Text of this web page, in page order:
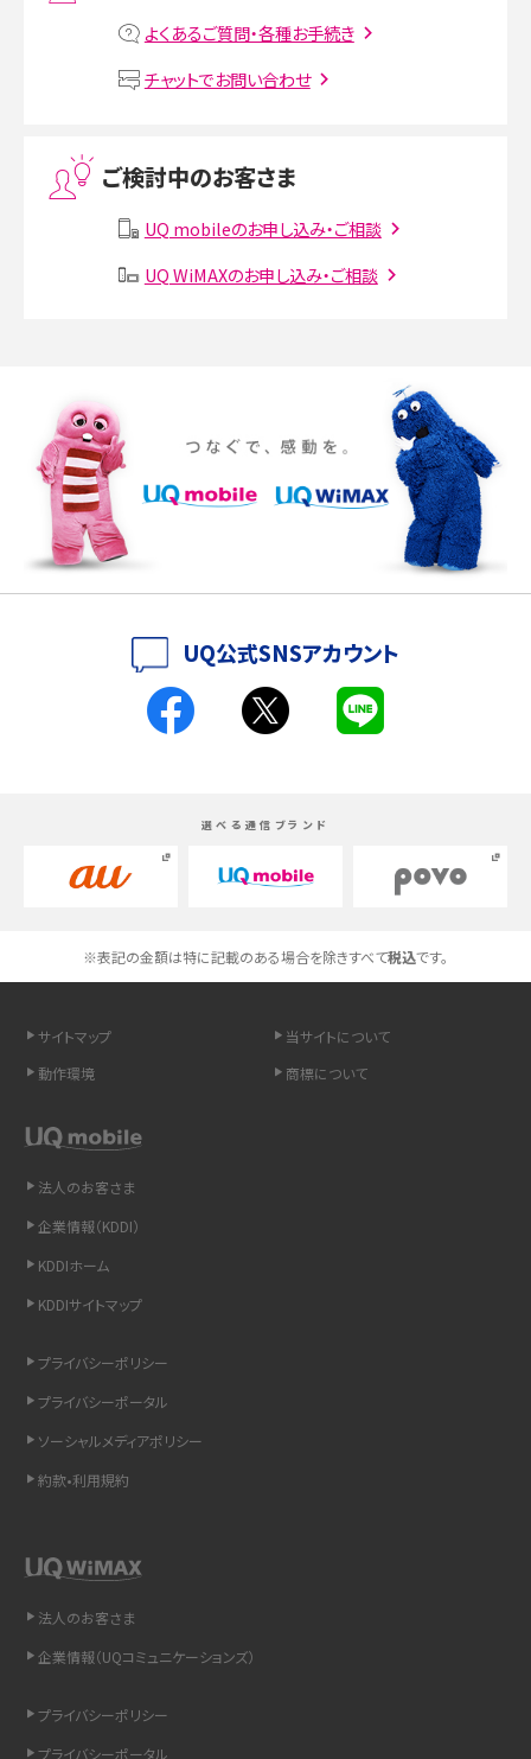
VPN接続とは？仕組みや必要性、メリット・デメリット、接続方法を解説
Instagram（インスタグラム）でスクショするとバレる？バレるケースや撮り方も解
SMSとは？料金やできること、注意点や届かない時の対処法を解説
iPhone 16eとiPhone SE（第3世代）の違いは？サイズやスペックを比較して解説
iPhone 16eとiPhone 14を徹底比較！スペック・機能の違いをわかりやすく紹介
iPhone 16シリーズのモデルを比較！価格・サイズ・カメラ性能の違いを徹底解説
iPhone 16とiPhone 15の違いは？カメラ・スペック・機能を徹底比較
スマホが高い理由は？購入費用を抑える方法や端末を選ぶ時の注意点を解説！
高校生にスマホ制限は必要？所持率やメリット・デメリットを詳しく紹介
スマホのネット通信速度が遅い原因は？すぐできる対処法や見直すポイントを解
iCloudの使用容量を減らす9つの方法！使用状況の確認手順も紹介
インスタのDMの送り方は？便利機能の使い方や注意点をわかりやすく解説
「iPhoneを探す」の使い方と設定方法を紹介！ブラウザやアプリから探す方法を
詳しく解説
Wi-Fiを快適に使うための速度はどれくらい？用途別の目安・回線ごとの平均を
LINEの着信音や通知音の設定・変更方法を解説！鳴らない場合の対処法も紹介
よくあるご質問・各種お手続き
チャットでお問い合わせ
ご検討中のお客さま
UQ mobileのお申し込み・ご相談
UQ WiMAXのお申し込み・ご相談
UQ公式SNSアカウント
選べる通信ブランド
※表記の金額は特に記載のある場合を除きすべて税込です。
サイトマップ
当サイトについて
動作環境
商標について
法人のお客さま
企業情報（KDDI）
KDDIホーム
KDDIサイトマップ
プライバシーポリシー
プライバシーポータル
ソーシャルメディアポリシー
約款•利用規約
法人のお客さま
企業情報（UQコミュニケーションズ）
プライバシーポリシー
プライバシーポータル